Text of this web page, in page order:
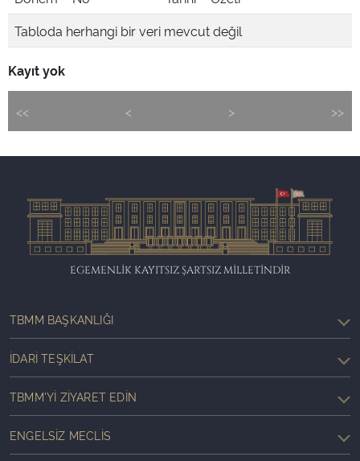
Tabloda herhangi bir veri mevcut değil
Kayıt yok
<< < > >>
EGEMENLİK KAYITSIZ ŞARTSIZ MİLLETİNDİR
TBMM BAŞKANLIĞI
İDARI TEŞKILAT
TBMM'YI ZIYARET EDIN
ENGELSIZ MECLIS